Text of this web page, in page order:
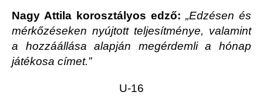
Nagy Attila korosztályos edző: „Edzésen és
mérkőzéseken nyújtott teljesítménye, valamint
a hozzáállása alapján megérdemli a hónap
játékosa címet.”
U-16